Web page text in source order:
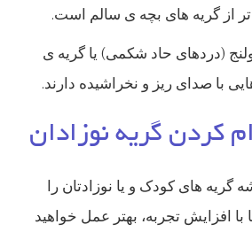
تر از گریه های بچه ی سالم است.
(دردهای حاد شکمی) یا گریه ی
با صدای ریز و نخراشیده دارند.
کردن گریه نوزادان
های کودک و یا نوزادتان را
افزایش تجربه، بهتر عمل خواهید